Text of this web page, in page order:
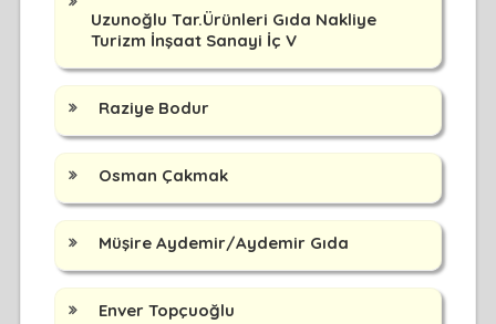
Uzunoğlu Tar.Ürünleri Gıda Nakliye
Turizm İnşaat Sanayi İç V
Raziye Bodur
Osman Çakmak
Müşire Aydemir/Aydemir Gıda
Enver Topçuoğlu